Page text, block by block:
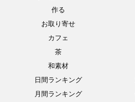
作る
お取り寄せ
カフェ
茶
和素材
日間ランキング
月間ランキング